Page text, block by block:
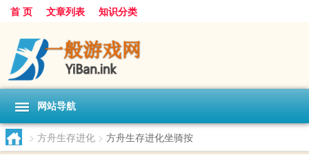
首 页 文章列表 知识分类
网站导航
> 方舟生存进化 > 方舟生存进化坐骑按